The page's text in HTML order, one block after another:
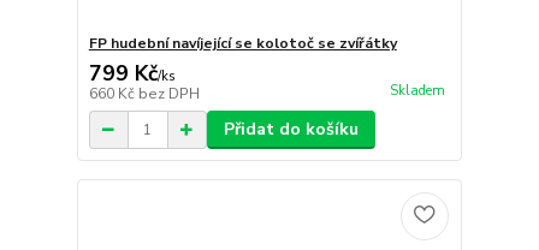
FP hudební navíjející se kolotoč se zvířátky
799 Kč/ks
660 Kč bez DPH Skladem
Přidat do košíku